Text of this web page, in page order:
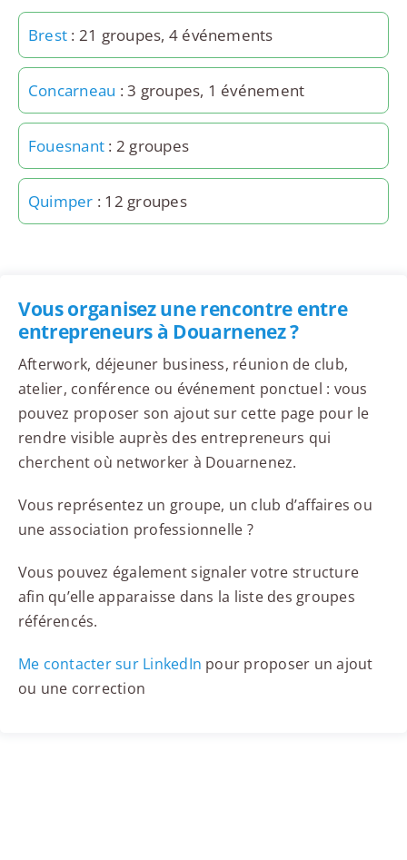
Brest : 21 groupes, 4 événements
Concarneau : 3 groupes, 1 événement
Fouesnant : 2 groupes
Quimper : 12 groupes
Vous organisez une rencontre entre
entrepreneurs à Douarnenez ?
Afterwork, déjeuner business, réunion de club,
atelier, conférence ou événement ponctuel : vous
pouvez proposer son ajout sur cette page pour le
rendre visible auprès des entrepreneurs qui
cherchent où networker à Douarnenez.
Vous représentez un groupe, un club d’affaires ou
une association professionnelle ?
Vous pouvez également signaler votre structure
afin qu’elle apparaisse dans la liste des groupes
référencés.
Me contacter sur LinkedIn pour proposer un ajout
ou une correction